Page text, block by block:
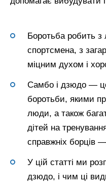
Боротьба робить з
спортсмена, з
міцним духом і
Самбо і дзюдо —
боротьби, якими
люди, а також
дітей на
справжніх борців
У цій статті ми
дзюдо, і чим ці